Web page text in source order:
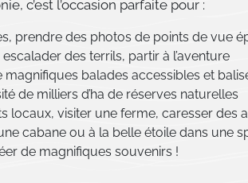
c’est l’occasion parfaite pour :
prendre des photos de points de vue
des terrils, partir à l’aventure
balades accessibles et
de milliers d’ha de réserves naturelles
locaux, visiter une ferme, caresser des
cabane ou à la belle étoile dans une
de magnifiques souvenirs !